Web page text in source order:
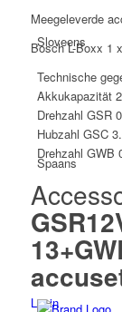
Sloveens
Spaans
Login
Meegeleverde
Bosch L-Boxx 1
Technische
Akkukapazität
Drehzahl GSR
Hubzahl GSC
Drehzahl GWB